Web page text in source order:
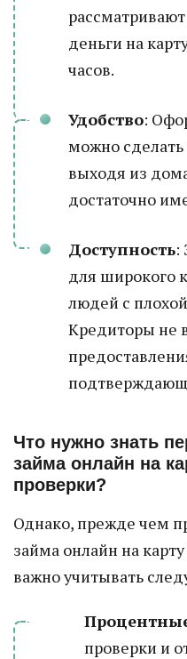
деньги на
часов.
Удобство:
можно
выходя из
достаточно
Доступность:
для широкого
людей с
Кредиторы не
Что нужно знать
займа онлайн на
проверки?
Однако, прежде чем
займа онлайн на
важно учитывать
проверки и